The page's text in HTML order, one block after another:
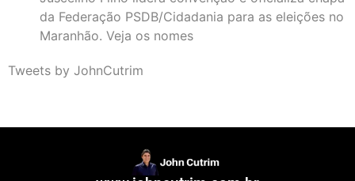
da Federação PSDB/Cidadania para as eleições no
Maranhão. Veja os nomes
Tweets by JohnCutrim